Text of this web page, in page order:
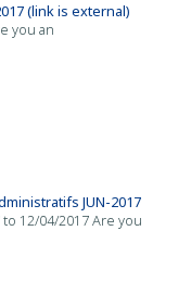
(link is external)
you an
JUN-2017
12/04/2017 Are you